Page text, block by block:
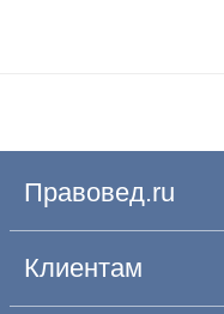
Правовед.ru
Клиентам